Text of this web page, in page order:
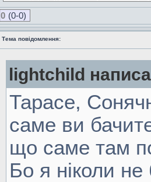
0 (0-0)
Тема повідомлення:
lightchild
Тарасе,
саме ви
що саме там
Бо я ніколи не